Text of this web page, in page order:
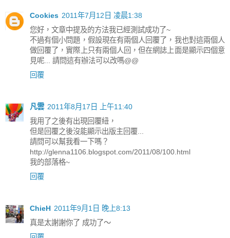
Cookies 2011年7月12日 凌晨1:38
您好，文章中提及的方法我已經測試成功了~
不過有個小問題，假設現在有兩個人回覆了，我也對這兩個人
做回覆了，實際上只有兩個人回，但在網誌上面是顯示四個意
見呢... 請問這有辦法可以改嗎@@
回覆
凡雲 2011年8月17日 上午11:40
我用了之後有出現回覆紐，
但是回覆之後沒能顯示出版主回覆...
請問可以幫我看一下嗎？
http://glenna1106.blogspot.com/2011/08/100.html
我的部落格~
回覆
ChieH 2011年9月1日 晚上8:13
真是太謝謝你了 成功了～